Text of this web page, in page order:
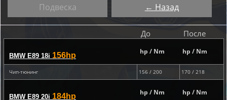
Подвеска ← Назад
До После
BMW E89 18i 156hp hp / Nm hp / Nm
Чип-тюнинг 156 / 200 170 / 218
BMW E89 20i 184hp hp / Nm hp / Nm